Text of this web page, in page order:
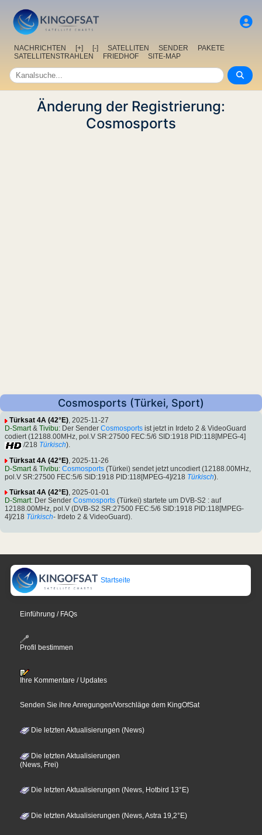
NACHRICHTEN [+] [-] SATELLITEN SENDER
PAKETE
SATELLITENSTRAHLEN
FRIEDHOF SITE-MAP
Änderung der Registrierung:
Cosmosports
Cosmosports (Türkei, Sport)
Türksat 4A (42°E), 2025-11-27
D-Smart& Tivibu: Der Sender Cosmosports ist jetzt in Irdeto 2 & VideoGuard
codiert (12188.00MHz, pol.V SR:27500 FEC:5/6 SID:1918 PID:118[MPEG-4]
/218 Türkisch).
Türksat 4A (42°E) , 2025-11-26
D-Smart& Tivibu: Cosmosports (Türkei) sendet jetzt uncodiert (12188.00MHz,
pol.V SR:27500 FEC:5/6 SID:1918 PID:118[MPEG-4]/218 Türkisch).
Türksat 4A (42°E) , 2025-01-01
D-Smart: Der Sender Cosmosports (Türkei) startete um DVB-S2 : auf
12188.00MHz, pol.V (DVB-S2 SR:27500 FEC:5/6 SID:1918 PID:118[MPEG-
4]/218 Türkisch- Irdeto 2 & VideoGuard).
Startseite
Einführung / FAQs
Profil bestimmen
Ihre Kommentare / Updates
Senden Sie ihre Anregungen/Vorschläge dem KingOfSat
Die letzten Aktualisierungen (News)
Die letzten Aktualisierungen
(News, Frei)
Die letzten Aktualisierungen (News, Hotbird 13°E)
Die letzten Aktualisierungen (News, Astra 19,2°E)